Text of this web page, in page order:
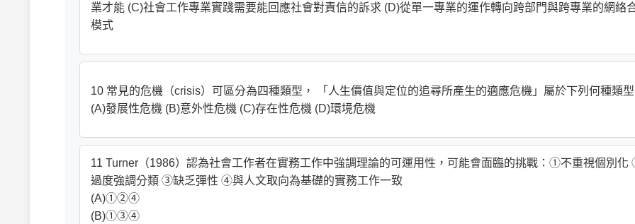
業才能 (C)社會工作專業實踐需要能回應社會對責信的訴求 (D)從單一專業的運作轉向跨部門與跨專業的網絡
模式
10 常見的危機（crisis）可區分為四種類型， 「人生價值與定位的追尋所產生的適應危機」屬於下列何種類型
(A)發展性危機 (B)意外性危機 (C)存在性危機 (D)環境危機
11 Turner（1986）認為社會工作者在實務工作中強調理論的可運用性，可能會面臨的挑戰：①不重視個別
過度強調分類 ③缺乏彈性 ④與人文取向為基礎的實務工作一致
(A)①②④
(B)①③④